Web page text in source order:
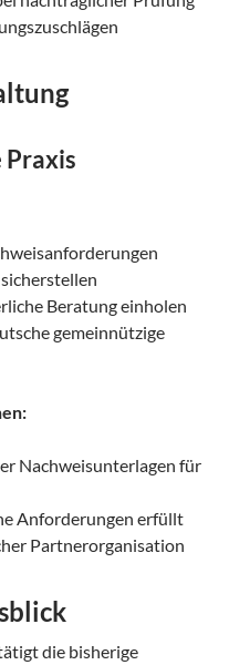
Praxis
Beratung einholen
gemeinnützige
Nachweisunterlagen für
Anforderungen erfüllt
Partnerorganisation
die bisherige